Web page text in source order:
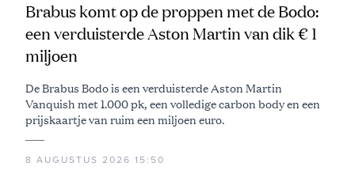
Brabus komt op de proppen met de Bodo:
een verduisterde Aston Martin van dik € 1
miljoen
De Brabus Bodo is een verduisterde Aston Martin
Vanquish met 1.000 pk, een volledige carbon body en een
prijskaartje van ruim een miljoen euro.
8 AUGUSTUS 2026 15:50